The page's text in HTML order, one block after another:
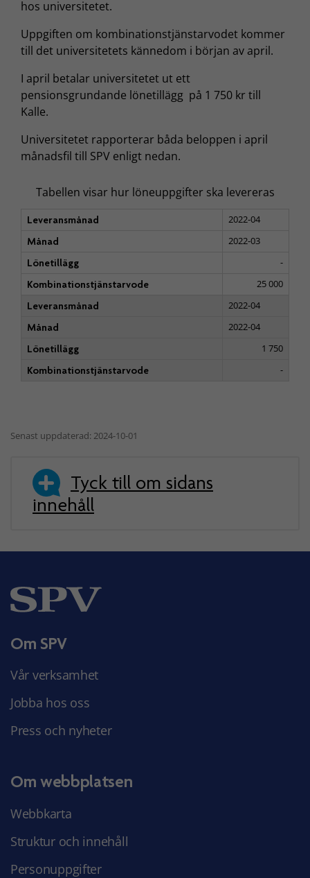
hos universitetet.
Uppgiften om kombinationstjänstarvodet kommer
till det universitetets kännedom i början av april.
I april betalar universitetet ut ett
pensionsgrundande lönetillägg på 1 750 kr till
Kalle.
Universitetet rapporterar båda beloppen i april
månadsfil till SPV enligt nedan.
Tabellen visar hur löneuppgifter ska levereras
Leveransmånad
2022-04
Månad
2022-03
Lönetillägg
-
Kombinationstjänstarvode
25 000
Leveransmånad
2022-04
Månad
2022-04
Lönetillägg
1 750
Kombinationstjänstarvode
-
Senast uppdaterad: 2024-10-01
Tyck till om sidans
innehåll
Om SPV
Vår verksamhet
Jobba hos oss
Press och nyheter
Om webbplatsen
Webbkarta
Struktur och innehåll
Personuppgifter